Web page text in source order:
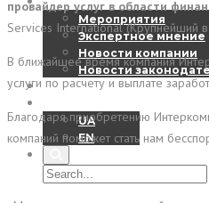
Мероприятия
Экспертное мнение
Новости компании
Новости
Контакты
UA
EN
провайдер услуг в области
Services International (Крупнейший в
В ближайшее время компания
услуги по расчету и выплате
Благодаря приобретению
компаний поможет стать нам